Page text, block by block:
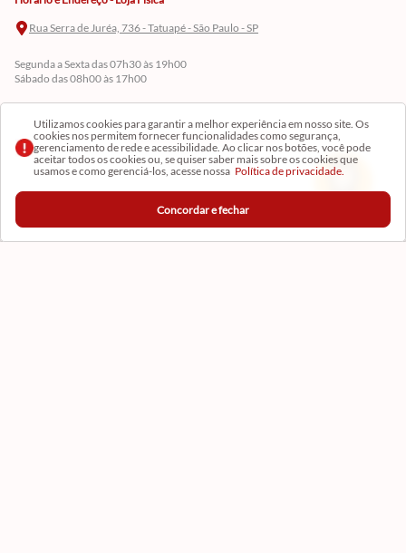
Utilizamos cookies para garantir a melhor experiência em nosso site. Os
cookies nos permitem fornecer funcionalidades como segurança,
gerenciamento de rede e acessibilidade. Ao clicar nos botões, você pode
aceitar todos os cookies ou, se quiser saber mais sobre os cookies que
usamos e como gerenciá-los, acesse nossa Política de privacidade.
Concordar e fechar
Rua Serra de Juréa, 736 - Tatuapé - São Paulo - SP
Segunda a Sexta das 07h30 às 19h00
Sábado das 08h00 às 17h00
Cadastre-se em Nossa Newsletter
Receba as novidades